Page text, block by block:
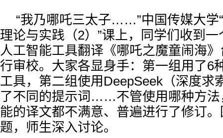
“我乃哪吒三太子……”中国传媒大学
理论与实践（2）”课上，同学们收到
人工智能工具翻译《哪吒之魔童闹海
行审校。大家各显身手：第一组用了6
工具，第二组使用DeepSeek（深度求
了不同的提示词……不管使用哪种方法
能的译文都不满意、普遍进行了修订
题，师生深入讨论。